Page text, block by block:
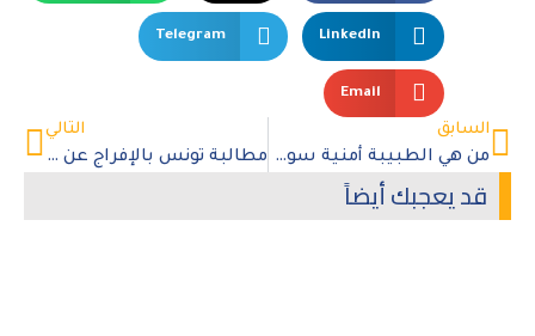
LinkedIn
Telegram
Email
السابق
من هي الطبيبة أمنية سويدان؟ وما قصة الجدل حول مستشفى الشاطبي؟
التالي
مطالبة تونس بالإفراج عن سعدية مصباح وزملائها وإسقاط “الإدانات الجائرة”
قد يعجبك أيضاً